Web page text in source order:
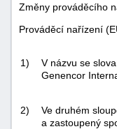
Změny prováděcího
Prováděcí nařízení
1)
V názvu se
Genencor
2)
Ve druhém
a zastoupený